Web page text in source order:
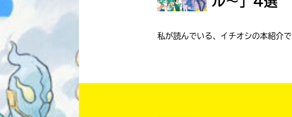
私が読んでいる、イチオシの本紹介で